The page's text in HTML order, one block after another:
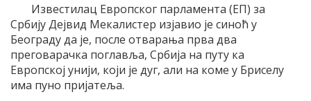
Известилац Европског парламента (ЕП) за
Србију Дејвид Мекалистер изјавио је синоћ у
Београду да је, после отварања прва два
преговарачка поглавља, Србија на путу ка
Европској унији, који је дуг, али на коме у Бриселу
има пуно пријатеља.